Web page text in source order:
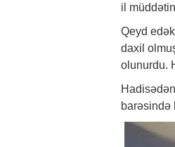
il
Qeyd
daxil
olunurdu.
barəsində